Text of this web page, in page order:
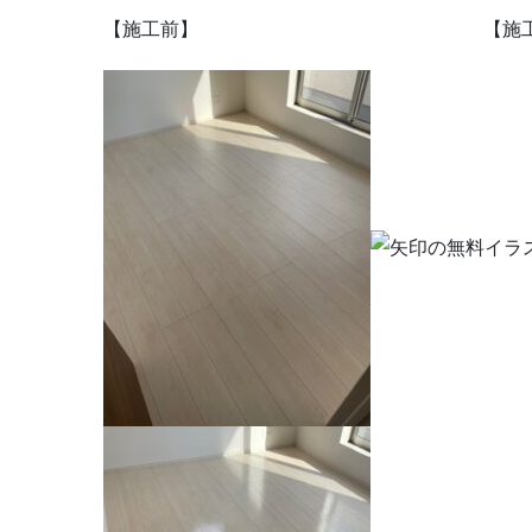
【施工前】 【施工